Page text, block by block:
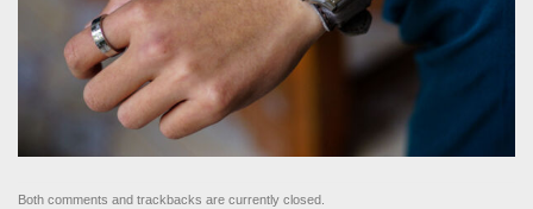
Both comments and trackbacks are currently closed.